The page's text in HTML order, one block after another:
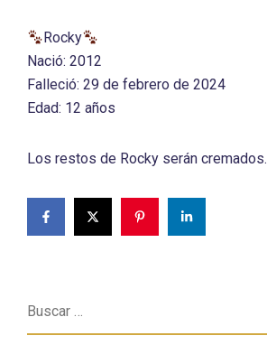
Rocky
Nació: 2012
Falleció: 29 de febrero de 2024
Edad: 12 años
Los restos de Rocky serán cremados.